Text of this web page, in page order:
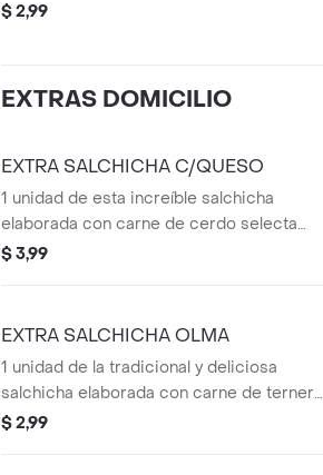
$ 2,99
EXTRAS DOMICILIO
EXTRA SALCHICHA C/QUESO
1 unidad de esta increíble salchicha
elaborada con carne de cerdo selecta
combinada con pedazos de queso semi
un sabor único.
$ 3,99
EXTRA SALCHICHA OLMA
1 unidad de la tradicional y deliciosa
salchicha elaborada con carne de ternera
seleccionada y leche, condimentada con
$ 2,99